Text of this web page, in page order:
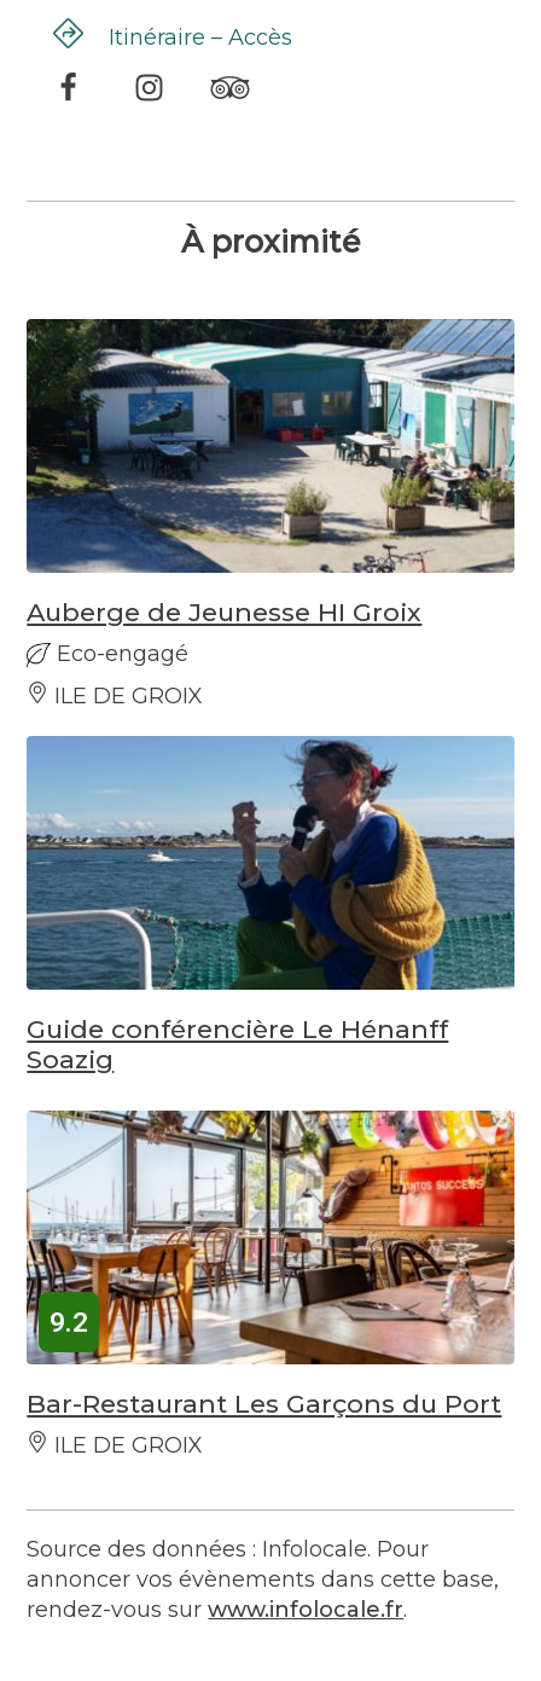
Itinéraire – Accès
À proximité
Auberge de Jeunesse HI Groix
Eco-engagé
ILE DE GROIX
Guide conférencière Le Hénanff
Soazig
9.2
Bar-Restaurant Les Garçons du Port
ILE DE GROIX
Source des données : Infolocale. Pour
annoncer vos évènements dans cette base,
rendez-vous surwww.infolocale.fr.